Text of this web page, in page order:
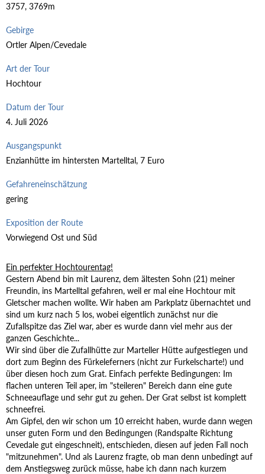
3757, 3769m
Gebirge
Ortler Alpen/Cevedale
Art der Tour
Hochtour
Datum der Tour
4. Juli 2026
Ausgangspunkt
Enzianhütte im hintersten Martelltal, 7 Euro
Gefahreneinschätzung
gering
Exposition der Route
Vorwiegend Ost und Süd
Ein perfekter Hochtourentag!
Gestern Abend bin mit Laurenz, dem ältesten Sohn (21) meiner
Freundin, ins Martelltal gefahren, weil er mal eine Hochtour mit
Gletscher machen wollte. Wir haben am Parkplatz übernachtet und
sind um kurz nach 5 los, wobei eigentlich zunächst nur die
Zufallspitze das Ziel war, aber es wurde dann viel mehr aus der
ganzen Geschichte...
Wir sind über die Zufallhütte zur Marteller Hütte aufgestiegen und
dort zum Beginn des Fürkeleferners (nicht zur Furkelscharte!) und
über diesen hoch zum Grat. Einfach perfekte Bedingungen: Im
flachen unteren Teil aper, im "steileren" Bereich dann eine gute
Schneeauflage und sehr gut zu gehen. Der Grat selbst ist komplett
schneefrei.
Am Gipfel, den wir schon um 10 erreicht haben, wurde dann wegen
unser guten Form und den Bedingungen (Randspalte Richtung
Cevedale gut eingeschneit), entschieden, diesen auf jeden Fall noch
"mitzunehmen". Und als Laurenz fragte, ob man denn unbedingt auf
dem Anstiegsweg zurück müsse, habe ich dann nach kurzem